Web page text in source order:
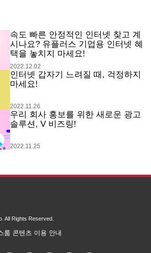
속도 빠른 안정적인 인터넷 찾고 계
시나요? 유플러스 기업용 인터넷 혜
택을 놓치지 마세요!
2022.12.02
인터넷 갑자기 느려질 때, 걱정하지
마세요!
2022.11.26
우리 회사 홍보를 위한 새로운 광고
솔루션, V 비즈링!
2022.11.25
All Rights Reserved.
룸 콘텐츠 이용 안내